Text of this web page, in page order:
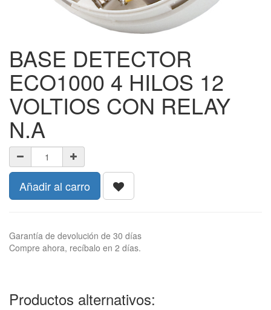
BASE DETECTOR
ECO1000 4 HILOS 12
VOLTIOS CON RELAY
N.A
Añadir al carro
Garantía de devolución de 30 días
Compre ahora, recíbalo en 2 días.
Productos alternativos: